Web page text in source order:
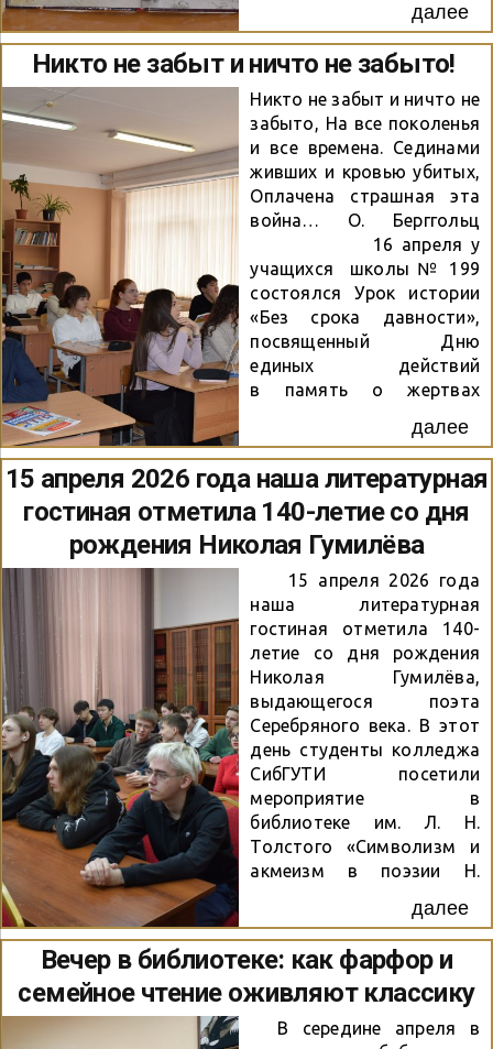
под названием «Третий
сын». Настроение
участников было
приподнятым. Они...
узнали некоторые факты
о трагедии мирного
населения СССР в период
Великой Отечественной
войны. С помощью
презентации
библиотекарь рассказала
о масштабе и характере
преступлений нацистов в
отношении мирных
жителей оккупированной
территории, о лагерях
смерти. Бухенвальд,
Дахау, Освенцим и
десятки других. Эти
названия навсегда
жестокости. Жестокие
пытки, голод,
принудительные работы
до полного изнеможения,
газовые камеры, где за
один раз уничтожали
тысячи ни в...
далее
Никто не забыт и ничто не забыто!
Никто не забыт и ничто не
забыто, На все поколенья
и все времена. Сединами
живших и кровью убитых,
Оплачена страшная эта
война… О. Берггольц
16 апреля у
учащихся школы № 199
состоялся Урок истории
«Без срока давности»,
посвященный Дню
единых действий
в память о жертвах
народа нацистами и их
пособниками в годы
Великой Отечественной
войны.
Федеральным законом
устанавливается новая
памятная дата России –
День памяти жертв
геноцида советского
народа, совершённого
нацистами и их
пособниками в период
Великой Отечественной
войны 1941–1945 годов.
Библиотекарь
Центра семейного чтения
«На Плющихе»
рассказала о
преступлениях нацистов в
гитлеровском плане
«Ост»...
далее
15 апреля 2026 года наша литературная
гостиная отметила 140-летие со дня
рождения Николая Гумилёва
15 апреля 2026 года
наша литературная
гостиная отметила 140-
летие со дня рождения
Николая Гумилёва,
выдающегося поэта
Серебряного века. В этот
день студенты колледжа
СибГУТИ посетили
мероприятие в
библиотеке им. Л. Н.
Толстого «Символизм и
акмеизм в поэзии Н.
жизни и творчеству этого
многогранного человека.
Гости узнали о Гумилёве
не только как о
создателе акмеизма, но и
далее
Вечер в библиотеке: как фарфор и
семейное чтение оживляют классику
В середине апреля в